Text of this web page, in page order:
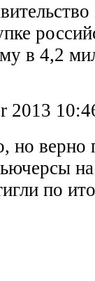
в 4,2
2013
но верно
по